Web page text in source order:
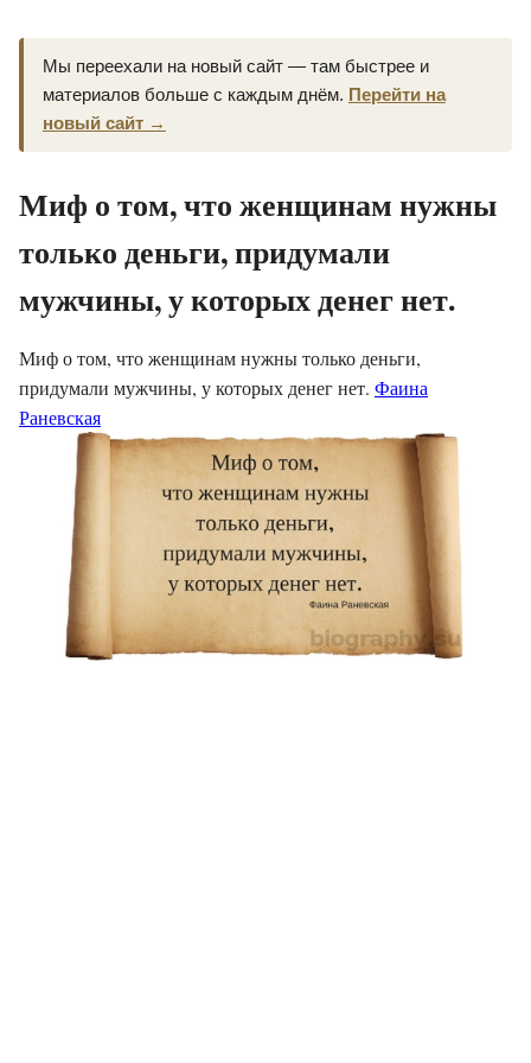
Мы переехали на новый сайт — там быстрее и
материалов больше с каждым днём. Перейти на
новый сайт →
Миф о том, что женщинам нужны
только деньги, придумали
мужчины, у которых денег нет.
Миф о том, что женщинам нужны только деньги,
придумали мужчины, у которых денег нет. Фаина
Раневская